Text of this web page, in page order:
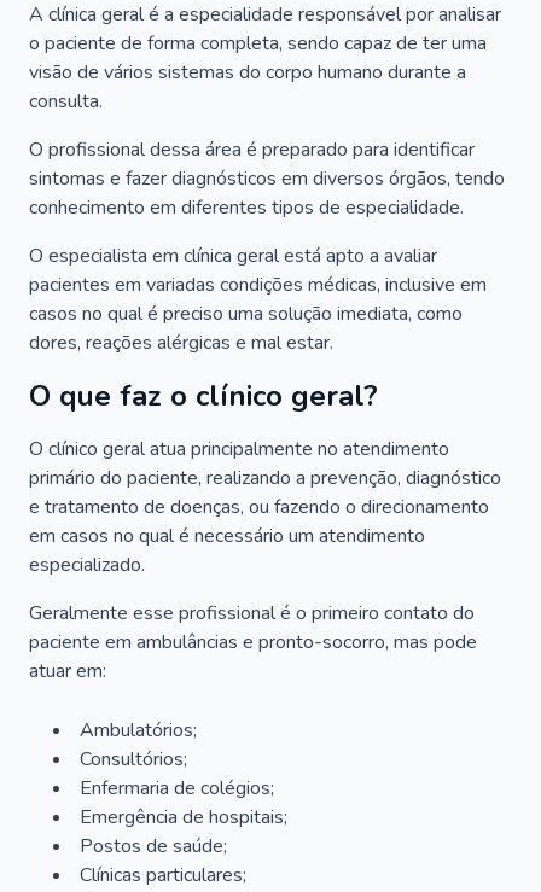
A clínica geral é a especialidade responsável por analisar
o paciente de forma completa, sendo capaz de ter uma
visão de vários sistemas do corpo humano durante a
consulta.
O profissional dessa área é preparado para identificar
sintomas e fazer diagnósticos em diversos órgãos, tendo
conhecimento em diferentes tipos de especialidade.
O especialista em clínica geral está apto a avaliar
pacientes em variadas condições médicas, inclusive em
casos no qual é preciso uma solução imediata, como
dores, reações alérgicas e mal estar.
O que faz o clínico geral?
O clínico geral atua principalmente no atendimento
primário do paciente, realizando a prevenção, diagnóstico
e tratamento de doenças, ou fazendo o direcionamento
em casos no qual é necessário um atendimento
especializado.
Geralmente esse profissional é o primeiro contato do
paciente em ambulâncias e pronto-socorro, mas pode
atuar em:
Ambulatórios;
Consultórios;
Enfermaria de colégios;
Emergência de hospitais;
Postos de saúde;
Clínicas particulares;